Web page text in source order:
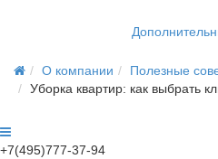
О компании
Полезные
Уборка квартир: как выбрать
+7(495)777-37-94